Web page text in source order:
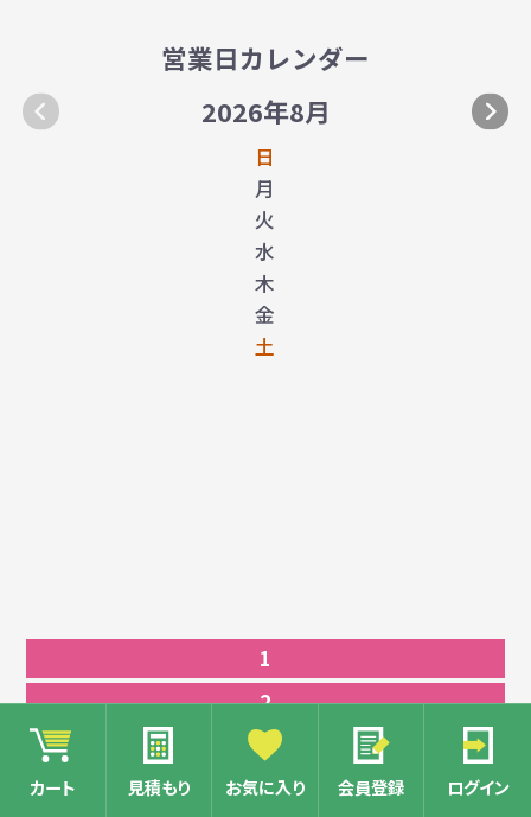
カート 見積もり お気に入り 会員登録 ログイン
営業日カレンダー
2026年8月
日
月
火
水
木
金
土
1
2
4